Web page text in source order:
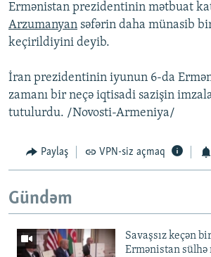
Ermənistan prezidentinin mətbuat
Arzumanyan səfərin daha münasib
keçirildiyini deyib.
İran prezidentinin iyunun 6-da
zamanı bir neçə iqtisadi sazişin
tutulurdu. /Novosti-Armeniya/
Paylaş VPN-siz açmaq
Gündəm
Savaşsız keçən
Ermənistan sülhə